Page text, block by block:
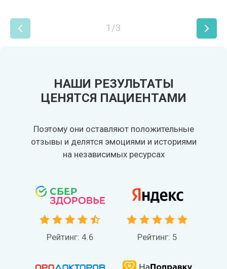
1/3
НАШИ РЕЗУЛЬТАТЫ
ЦЕНЯТСЯ ПАЦИЕНТАМИ
Поэтому они оставляют положительные
отзывы и делятся эмоциями и историями
на независимых ресурсах
Рейтинг: 4.6 Рейтинг: 5